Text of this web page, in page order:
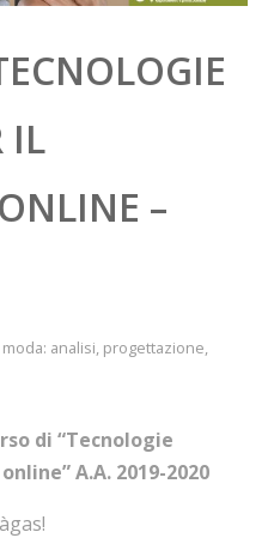
IL
–
analisi, progettazione,
di “Tecnologie
A.A. 2019-2020